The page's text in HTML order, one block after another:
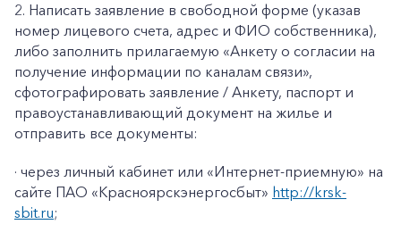
2. Написать заявление в свободной форме (указав
номер лицевого счета, адрес и ФИО собственника),
либо заполнить прилагаемую «Анкету о согласии на
получение информации по каналам связи»,
сфотографировать заявление / Анкету, паспорт и
правоустанавливающий документ на жилье и
отправить все документы:
· через личный кабинет или «Интернет-приемную» на
сайте ПАО «Красноярскэнергосбыт» http://krsk-
sbit.ru;